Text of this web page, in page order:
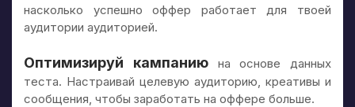
насколько успешно оффер работает для твоей
аудитории аудиторией.
Оптимизируй кампанию на основе данных
теста. Настраивай целевую аудиторию, креативы и
сообщения, чтобы заработать на оффере больше.